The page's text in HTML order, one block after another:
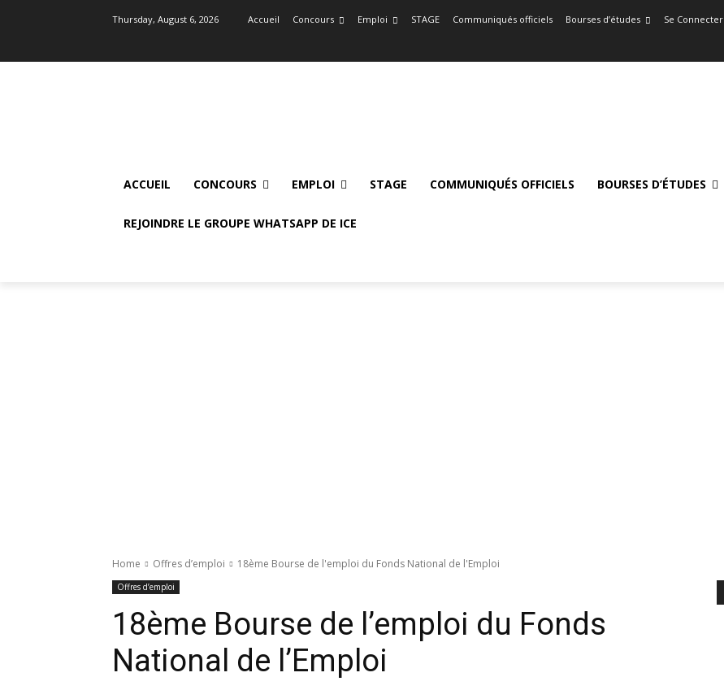
Thursday, August 6, 2026 Accueil Concours Emploi STAGE Communiqués officiels Bourses d’études Se Connecter
ACCUEIL CONCOURS EMPLOI STAGE COMMUNIQUÉS OFFICIELS BOURSES D’ÉTUDES
REJOINDRE LE GROUPE WHATSAPP DE ICE
Home Offres d’emploi 18ème Bourse de l'emploi du Fonds National de l'Emploi
Offres d’emploi
18ème Bourse de l’emploi du Fonds
National de l’Emploi